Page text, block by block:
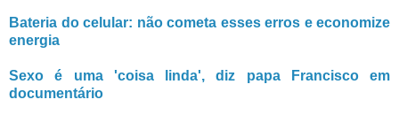
Bateria do celular: não cometa esses erros e economize
energia
Sexo é uma 'coisa linda', diz papa Francisco em
documentário